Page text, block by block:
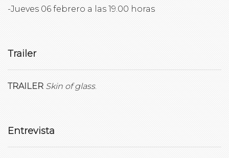
-Jueves 06 febrero a las 19.00 horas
Trailer
TRAILER Skin of glass.
Entrevista